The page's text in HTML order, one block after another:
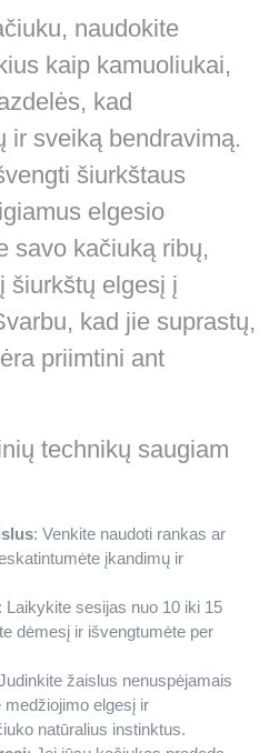
naudokite
kaip kamuoliukai,
kad
ir sveiką bendravimą.
šiurkštaus
elgesio
savo kačiuką ribų,
šiurkštų elgesį į
kad jie suprastų,
priimtini ant
technikų saugiam
: Venkite naudoti rankas ar
įkandimų ir
: Laikykite sesijas nuo 10 iki 15
dėmesį ir išvengtumėte per
žaislus nenuspėjamais
medžiojimo elgesį ir
natūralius instinktus.